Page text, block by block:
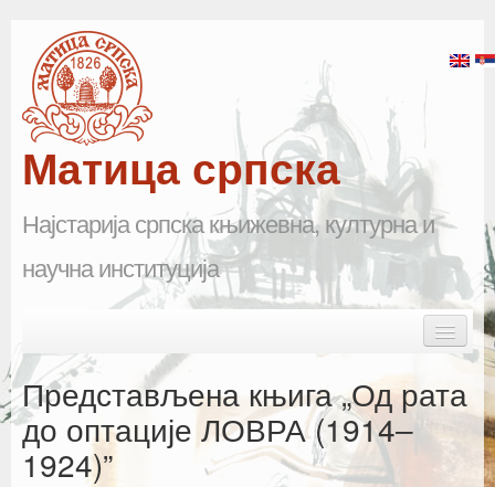
Матица српска
Најстарија српска књижевна, културна и
научна институција
Почетна
Матица српска
Научна одељења
Представљена књига „Од рата
до оптације ЛОВРА (1914‒
1924)”